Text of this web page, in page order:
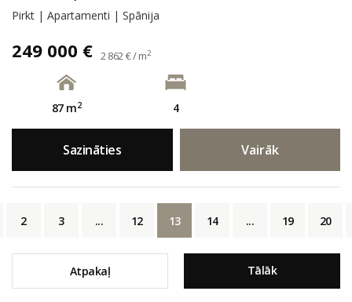
Pirkt | Apartamenti | Spānija
249 000 € 2 862 € / m2
87 m2 4
Sazināties Vairāk
2 3 ... 12 13 14 ... 19 20
Atpakaļ Tālāk